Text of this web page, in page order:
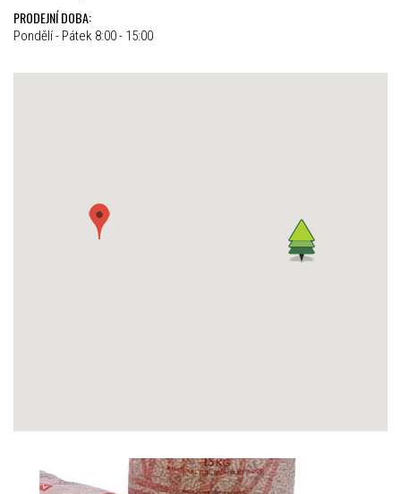
PRODEJNÍ DOBA:
Pondělí - Pátek 8:00 - 15:00